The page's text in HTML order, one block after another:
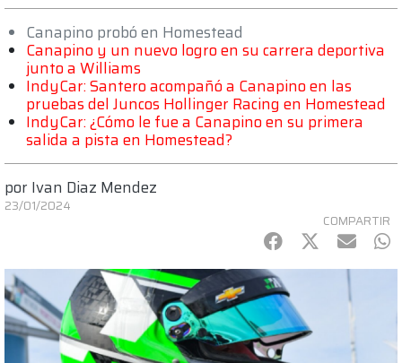
Canapino probó en Homestead
Canapino y un nuevo logro en su carrera deportiva
junto a Williams
IndyCar: Santero acompañó a Canapino en las
pruebas del Juncos Hollinger Racing en Homestead
IndyCar: ¿Cómo le fue a Canapino en su primera
salida a pista en Homestead?
por Ivan Diaz Mendez
23/01/2024
COMPARTIR
Facebook
Twitter
mail